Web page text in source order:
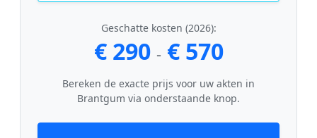
Geschatte kosten (2026):
€ 290 - € 570
Bereken de exacte prijs voor uw akten in
Brantgum via onderstaande knop.